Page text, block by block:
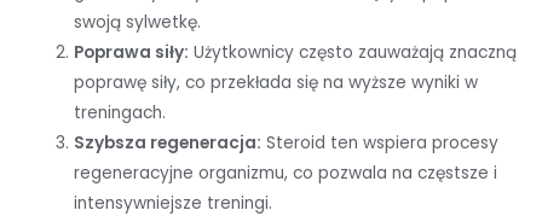
swoją sylwetkę.
Poprawa siły: Użytkownicy często zauważają znaczną
poprawę siły, co przekłada się na wyższe wyniki w
treningach.
Szybsza regeneracja: Steroid ten wspiera procesy
regeneracyjne organizmu, co pozwala na częstsze i
intensywniejsze treningi.